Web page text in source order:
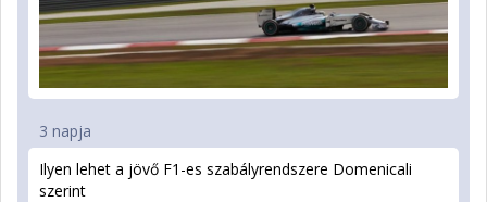
3 napja
Ilyen lehet a jövő F1-es szabályrendszere Domenicali
szerint